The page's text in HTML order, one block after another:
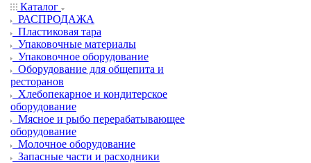
Каталог
РАСПРОДАЖА
Пластиковая тара
Упаковочные материалы
Упаковочное оборудование
Оборудование для общепита и
ресторанов
Хлебопекарное и кондитерское
оборудование
Мясное и рыбо перерабатывающее
оборудование
Молочное оборудование
Запасные части и расходники